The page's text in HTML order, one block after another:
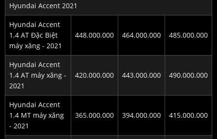
Hyundai Accent 2021
Hyundai Accent
1.4 AT Đặc Biệt
máy xăng - 2021
448.000.000 464.000.000 485.000.000
Hyundai Accent
1.4 AT máy xăng -
2021
420.000.000 443.000.000 490.000.000
Hyundai Accent
1.4 MT máy xăng
- 2021
365.000.000 394.000.000 415.000.000